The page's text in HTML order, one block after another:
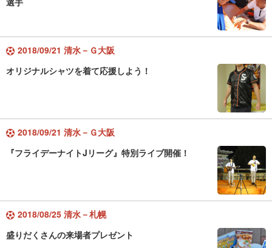
2018/09/21 清水－Ｇ大阪
オリジナルシャツを着て応援しよう！
2018/09/21 清水－Ｇ大阪
『フライデーナイトJリーグ』特別ライブ開催！
2018/08/25 清水－札幌
盛りだくさんの来場者プレゼント